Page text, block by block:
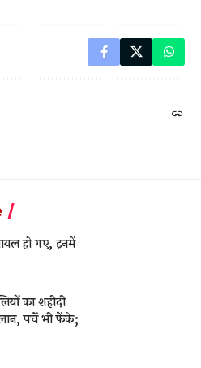
हो गए, इनमें
का शहीदी
पर्चे भी फेंके;